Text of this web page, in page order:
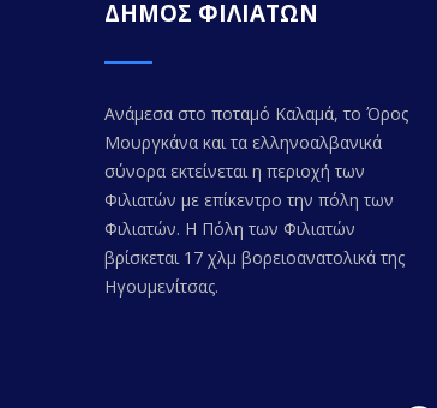
ΔΗΜΟΣ ΦΙΛΙΑΤΩΝ
Ανάμεσα στο ποταμό Καλαμά, το Όρος
Μουργκάνα και τα ελληνοαλβανικά
σύνορα εκτείνεται η περιοχή των
Φιλιατών με επίκεντρο την πόλη των
Φιλιατών. Η Πόλη των Φιλιατών
βρίσκεται 17 χλμ βορειοανατολικά της
Ηγουμενίτσας.